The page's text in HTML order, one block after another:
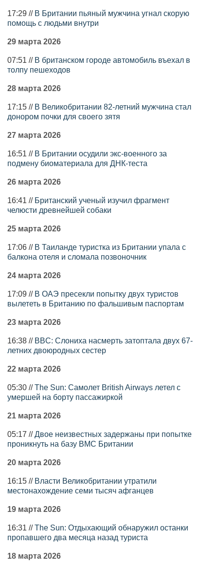
17:29 // В Британии пьяный мужчина угнал скорую
помощь с людьми внутри
29 марта 2026
07:51 // В британском городе автомобиль въехал в
толпу пешеходов
28 марта 2026
17:15 // В Великобритании 82-летний мужчина стал
донором почки для своего зятя
27 марта 2026
16:51 // В Британии осудили экс-военного за
подмену биоматериала для ДНК-теста
26 марта 2026
16:41 // Британский ученый изучил фрагмент
челюсти древнейшей собаки
25 марта 2026
17:06 // В Таиланде туристка из Британии упала с
балкона отеля и сломала позвоночник
24 марта 2026
17:09 // В ОАЭ пресекли попытку двух туристов
вылететь в Британию по фальшивым паспортам
23 марта 2026
16:38 // BBC: Слониха насмерть затоптала двух 67-
летних двоюродных сестер
22 марта 2026
05:30 //The Sun: Самолет British Airways летел с
умершей на борту пассажиркой
21 марта 2026
05:17 //Двое неизвестных задержаны при попытке
проникнуть на базу ВМС Британии
20 марта 2026
16:15 // Власти Великобритании утратили
местонахождение семи тысяч афганцев
19 марта 2026
16:31 //The Sun: Отдыхающий обнаружил останки
пропавшего два месяца назад туриста
18 марта 2026